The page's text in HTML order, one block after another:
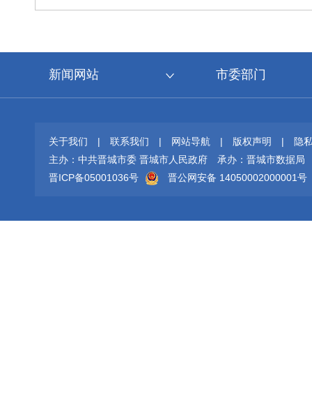
新闻网站 市委部门
关于我们 | 联系我们 | 网站导航 | 版权声明 |
隐
主办：中共晋城市委 晋城市人民政府
承办：晋城市数据局
晋ICP备05001036号
晋公网安备 14050002000001号